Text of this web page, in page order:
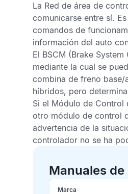
La Red de área de
comunicarse entre sí.
comandos de
información del auto
El BSCM (Brake
mediante la cual se
combina de freno base/
híbridos, pero
Si el Módulo de Control
otro módulo de control
advertencia de la
controlador no se ha
Manuales
Marca